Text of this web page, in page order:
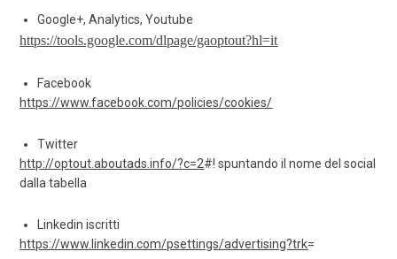
Google+, Analytics, Youtube
https://tools.google.com/dlpage/gaoptout?hl=it
Facebook
https://www.facebook.com/policies/cookies/
Twitter
http://optout.aboutads.info/?c=2#! spuntando il nome del social
dalla tabella
Linkedin iscritti
https://www.linkedin.com/psettings/advertising?trk=